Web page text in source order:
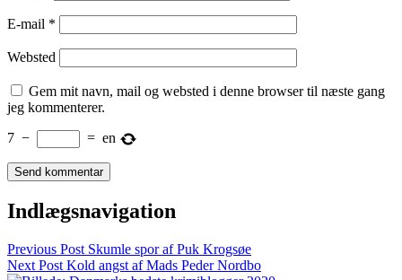
E-mail *
Websted
Gem mit navn, mail og websted i denne browser til næste gang
jeg kommenterer.
7 − = en
Indlægsnavigation
Previous Post Skumle spor af Puk Krogsøe
Next Post Kold angst af Mads Peder Nordbo